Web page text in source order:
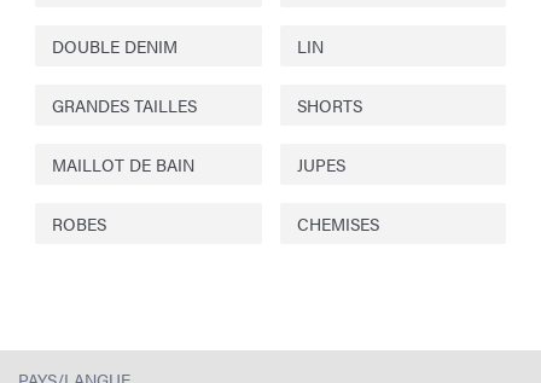
DOUBLE DENIM LIN
GRANDES TAILLES SHORTS
MAILLOT DE BAIN JUPES
ROBES CHEMISES